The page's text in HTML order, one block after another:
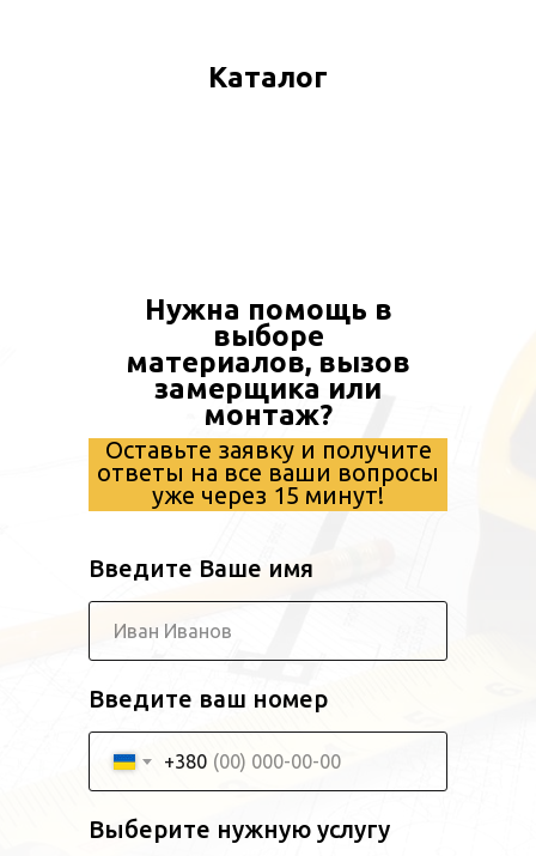
Use layers, shapes and
adaptability. Everything
Каталог
Нужна помощь в
выборе
материалов, вызов
замерщика или
монтаж?
Оставьте заявку и получите
ответы на все ваши вопросы
уже через 15 минут!
Введите Ваше имя
Введите ваш номер
+380
Выберите нужную услугу